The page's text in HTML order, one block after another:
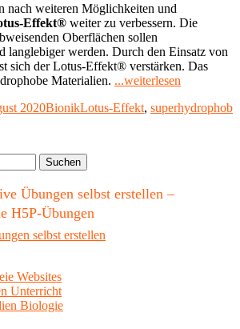
nach weiteren Möglichkeiten und
Effekt® weiter zu verbessern. Die
Oberflächen sollen
langlebiger werden. Durch den Einsatz von
sich der Lotus-Effekt® verstärken. Das
Materialien. ...weiterlesen
mit
2020Kategorien
BionikSchlagwörter
Lotus-Effekt, superhydrophob
Übungen selbst erstellen –
H5P-Übungen
Websites
Unterricht
Biologie